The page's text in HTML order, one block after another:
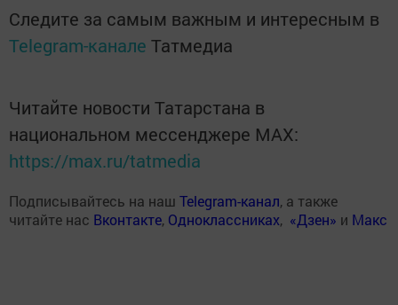
Следите за самым важным и интересным в
Telegram-канале Татмедиа
Читайте новости Татарстана в
национальном мессенджере MАХ:
https://max.ru/tatmedia
Подписывайтесь на наш Telegram-канал, а также
читайте нас Вконтакте, Одноклассниках, «Дзен» и Макс